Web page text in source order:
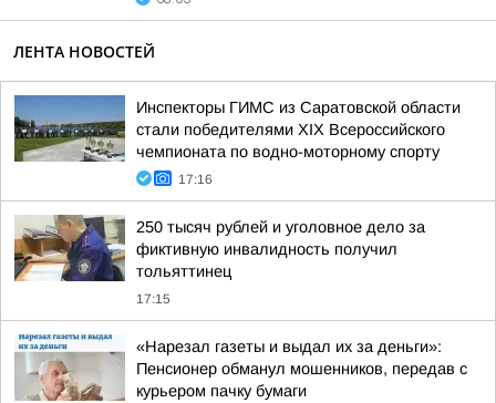
ЛЕНТА НОВОСТЕЙ
Инспекторы ГИМС из Саратовской области
стали победителями XIX Всероссийского
чемпионата по водно-моторному спорту
17:16
250 тысяч рублей и уголовное дело за
фиктивную инвалидность получил
тольяттинец
17:15
«Нарезал газеты и выдал их за деньги»:
Пенсионер обманул мошенников, передав с
курьером пачку бумаги